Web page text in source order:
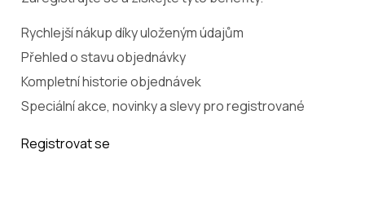
Rychlejší nákup díky uloženým údajům
Přehled o stavu objednávky
Kompletní historie objednávek
Speciální akce, novinky a slevy pro registrované
Registrovat se